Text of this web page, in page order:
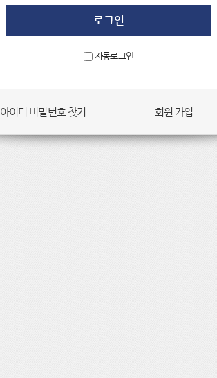
자동로그인
아이디 비밀번호 찾기 회원 가입